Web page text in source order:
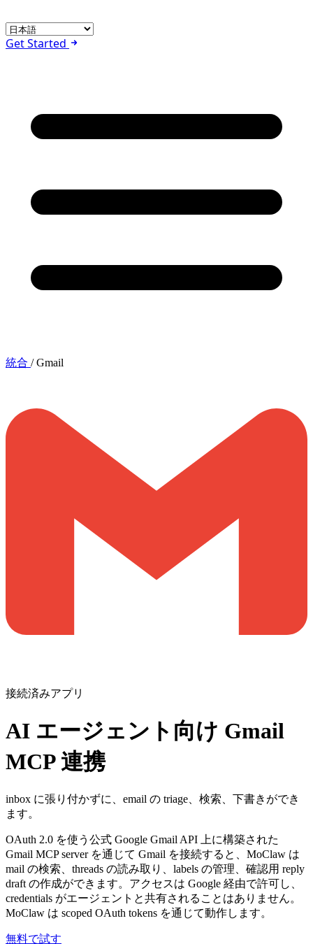
Get Started
統合 / Gmail
接続済みアプリ
AI エージェント向け Gmail
MCP 連携
inbox に張り付かずに、email の triage、検索、下書きができ
ます。
OAuth 2.0 を使う公式 Google Gmail API 上に構築された
Gmail MCP server を通じて Gmail を接続すると、MoClaw は
mail の検索、threads の読み取り、labels の管理、確認用 reply
draft の作成ができます。アクセスは Google 経由で許可し、
credentials がエージェントと共有されることはありません。
MoClaw は scoped OAuth tokens を通じて動作します。
無料で試す